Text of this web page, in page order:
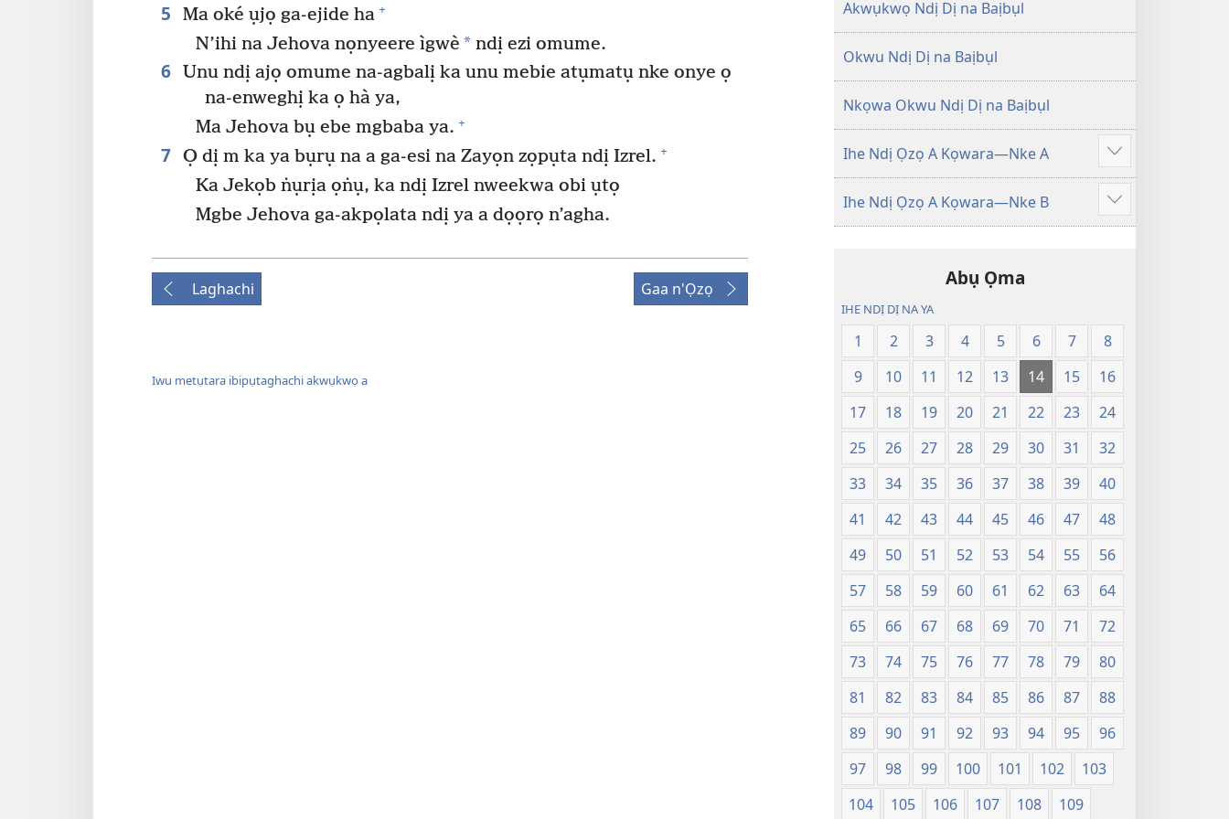
5 Ma oké ụjọ ga-ejide ha +
N’ihi na Jehova nọnyeere ìgwè * ndị ezi omume.
6 Unu ndị ajọ omume na-agbalị ka unu mebie atụmatụ nke onye ọ
na-enweghị ka ọ hà ya,
Ma Jehova bụ ebe mgbaba ya. +
7 Ọ dị m ka ya bụrụ na a ga-esi na Zayọn zọpụta ndị Izrel. +
Ka Jekọb ṅụrịa ọṅụ, ka ndị Izrel nweekwa obi ụtọ
Mgbe Jehova ga-akpọlata ndị ya a dọọrọ n’agha.
Laghachi Gaa n'Ọzọ
Iwu metụtara ibipụtaghachi akwụkwọ a
Degharịrị
n'Afọ 2013)
Degharịrị
n'Afọ 2013)
Akwụkwọ Ndị Dị na Baịbụl
Okwu Ndị Dị na Baịbụl
Nkọwa Okwu Ndị Dị na Baịbụl
Ihe Ndị Ọzọ A Kọwara—Nke A Gosikwuo
Ihe Ndị Ọzọ A Kọwara—Nke B Gosikwuo
Abụ Ọma
IHE NDỊ DỊ NA YA
1 2 3 4 5 6 7
8
9
10 11 12 13 14 15
16
17
18 19 20 21 22 23
24
25
26 27 28 29 30 31
32
33
34 35 36 37 38 39
40
41
42 43 44 45 46 47
48
49
50 51 52 53 54 55
56
57
58 59 60 61 62 63
64
65
66 67 68 69 70 71
72
73
74 75 76 77 78 79
80
81
82 83 84 85 86 87
88
89
90 91 92 93 94 95
96
97
98 99 100 101 102
103
104
105 106 107 108
109